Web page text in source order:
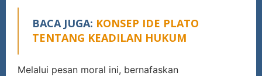
BACA JUGA: KONSEP IDE PLATO
TENTANG KEADILAN HUKUM
Melalui pesan moral ini, bernafaskan